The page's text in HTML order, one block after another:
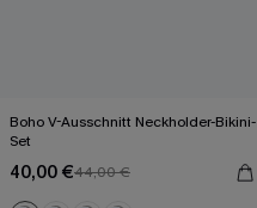
Boho V-Ausschnitt Neckholder-Bikini-
Set
40,00 €44,00 €